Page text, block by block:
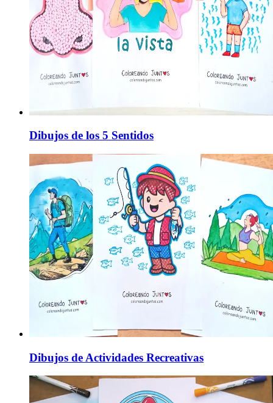
Dibujos de los 5 Sentidos
Dibujos de Actividades Recreativas